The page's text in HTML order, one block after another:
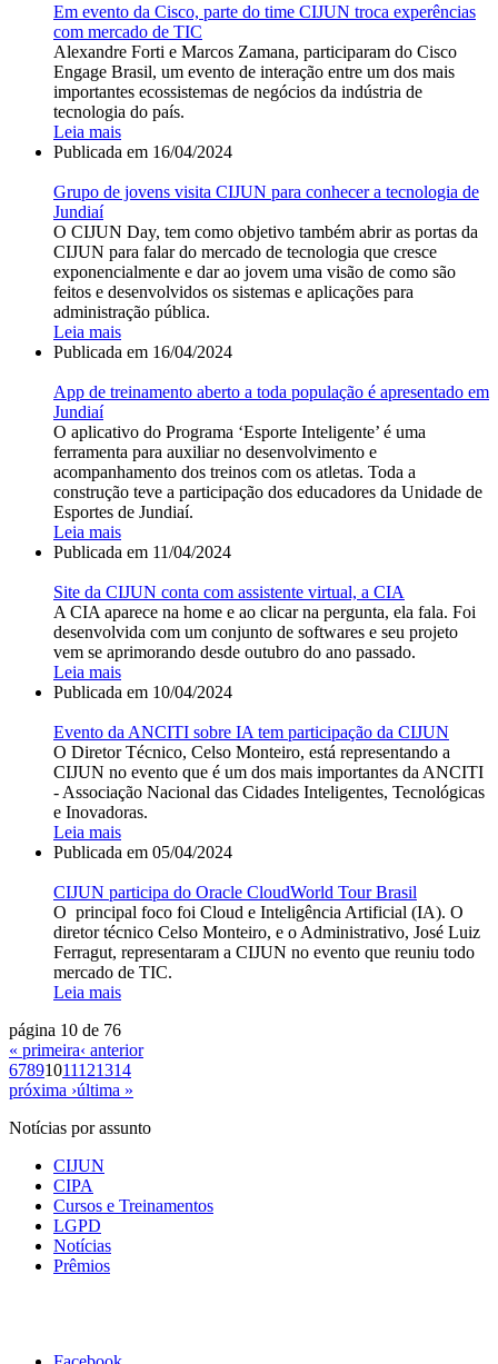
Em evento da Cisco, parte do time CIJUN troca experências
com mercado de TIC
Alexandre Forti e Marcos Zamana, participaram do Cisco
Engage Brasil, um evento de interação entre um dos mais
importantes ecossistemas de negócios da indústria de
tecnologia do país.
Leia mais
Publicada em 16/04/2024
Grupo de jovens visita CIJUN para conhecer a tecnologia de
Jundiaí
O CIJUN Day, tem como objetivo também abrir as portas da
CIJUN para falar do mercado de tecnologia que cresce
exponencialmente e dar ao jovem uma visão de como são
feitos e desenvolvidos os sistemas e aplicações para
administração pública.
Leia mais
Publicada em 16/04/2024
App de treinamento aberto a toda população é apresentado em
Jundiaí
O aplicativo do Programa ‘Esporte Inteligente’ é uma
ferramenta para auxiliar no desenvolvimento e
acompanhamento dos treinos com os atletas. Toda a
construção teve a participação dos educadores da Unidade de
Esportes de Jundiaí.
Leia mais
Publicada em 11/04/2024
Site da CIJUN conta com assistente virtual, a CIA
A CIA aparece na home e ao clicar na pergunta, ela fala. Foi
desenvolvida com um conjunto de softwares e seu projeto
vem se aprimorando desde outubro do ano passado.
Leia mais
Publicada em 10/04/2024
Evento da ANCITI sobre IA tem participação da CIJUN
O Diretor Técnico, Celso Monteiro, está representando a
CIJUN no evento que é um dos mais importantes da ANCITI
- Associação Nacional das Cidades Inteligentes, Tecnológicas
e Inovadoras.
Leia mais
Publicada em 05/04/2024
CIJUN participa do Oracle CloudWorld Tour Brasil
O principal foco foi Cloud e Inteligência Artificial (IA). O
diretor técnico Celso Monteiro, e o Administrativo, José Luiz
Ferragut, representaram a CIJUN no evento que reuniu todo
mercado de TIC.
Leia mais
página 10 de 76
« primeira‹ anterior
67891011121314
próxima ›última »
Notícias por assunto
CIJUN
CIPA
Cursos e Treinamentos
LGPD
Notícias
Prêmios